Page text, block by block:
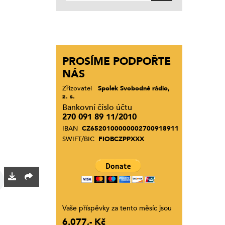
PROSÍME PODPOŘTE
NÁS
Zřizovatel
Spolek Svobodné rádio,
z. s.
Bankovní číslo účtu
270 091 89 11/2010
IBAN CZ6520100000002700918911
SWIFT/BIC FIOBCZPPXXX
Vaše příspěvky za tento měsíc jsou
6.077,- Kč